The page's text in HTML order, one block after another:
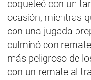
coqueteó con un
ocasión, mientras
con una jugada
culminó con
más peligroso de
con un remate al